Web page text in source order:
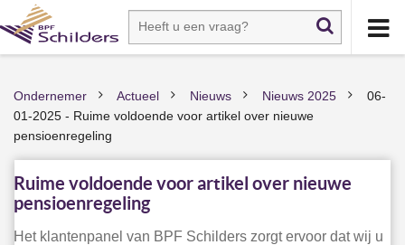
Ondernemer
Actueel
Nieuws
Nieuws 2025
06-
01-2025 - Ruime voldoende voor artikel over nieuwe
pensioenregeling
Ruime voldoende voor artikel over nieuwe
pensioenregeling
Het klantenpanel van BPF Schilders zorgt ervoor dat wij u